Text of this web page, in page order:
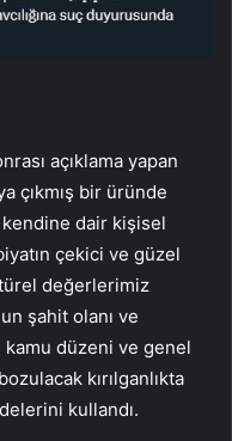
açıklama yapan
çıkmış bir üründe
dair kişisel
çekici ve güzel
değerlerimiz
şahit olanı ve
kamu düzeni ve genel
kırılganlıkta
kullandı.